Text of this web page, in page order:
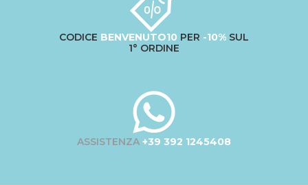
CODICE BENVENUTO10 PER -10% SUL
1° ORDINE
ASSISTENZA +39 392 1245408